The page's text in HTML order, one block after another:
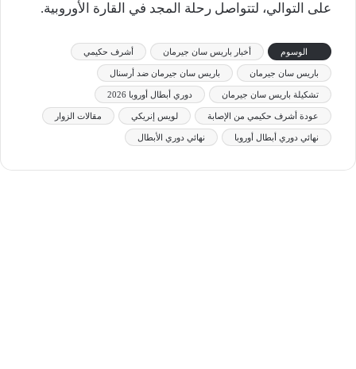
على التوالي، لتتواصل رحلة المجد في القارة الأوروبية.
الوسوم أخبار باريس سان جيرمان أشرف حكيمي
باريس سان جيرمان باريس سان جيرمان ضد أرسنال
تشكيلة باريس سان جيرمان دوري أبطال أوروبا 2026
عودة أشرف حكيمي من الإصابة لويس إنريكي مقالات الزوار
نهائي دوري أبطال أوروبا نهائي دوري الأبطال